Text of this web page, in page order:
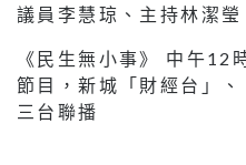
議員李慧琼、主持林潔瑩
《民生無小事》 中午12
節目，新城「財經台」、
三台聯播